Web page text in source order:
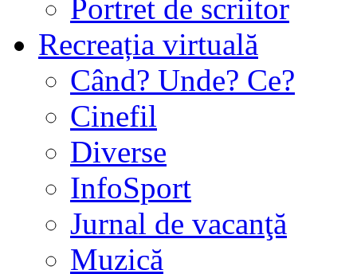
Portret de scriitor
Recreația virtuală
Când? Unde? Ce?
Cinefil
Diverse
InfoSport
Jurnal de vacanţă
Muzică